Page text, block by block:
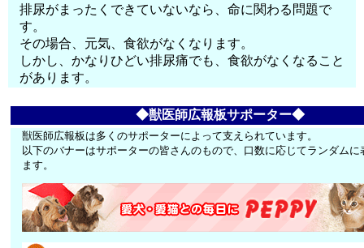
排尿がまったくできていないなら、命に関わる問題で
す。
その場合、元気、食欲がなくなります。
しかし、かなりひどい排尿痛でも、食欲がなくなること
があります。
◆獣医師広報板サポーター◆
獣医師広報板は多くのサポーターによって支えられています。
以下のバナーはサポーターの皆さんのもので、口数に応じてランダムに
ます。